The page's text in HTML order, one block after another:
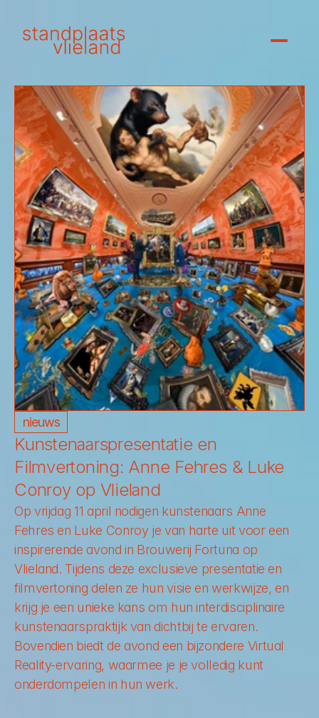
nieuws
Kunstenaarspresentatie en
Filmvertoning: Anne Fehres & Luke
Conroy op Vlieland
Op vrijdag 11 april nodigen kunstenaars Anne
Fehres en Luke Conroy je van harte uit voor een
inspirerende avond in Brouwerij Fortuna op
Vlieland. Tijdens deze exclusieve presentatie en
filmvertoning delen ze hun visie en werkwijze, en
krijg je een unieke kans om hun interdisciplinaire
kunstenaarspraktijk van dichtbij te ervaren.
Bovendien biedt de avond een bijzondere Virtual
Reality-ervaring, waarmee je je volledig kunt
onderdompelen in hun werk.